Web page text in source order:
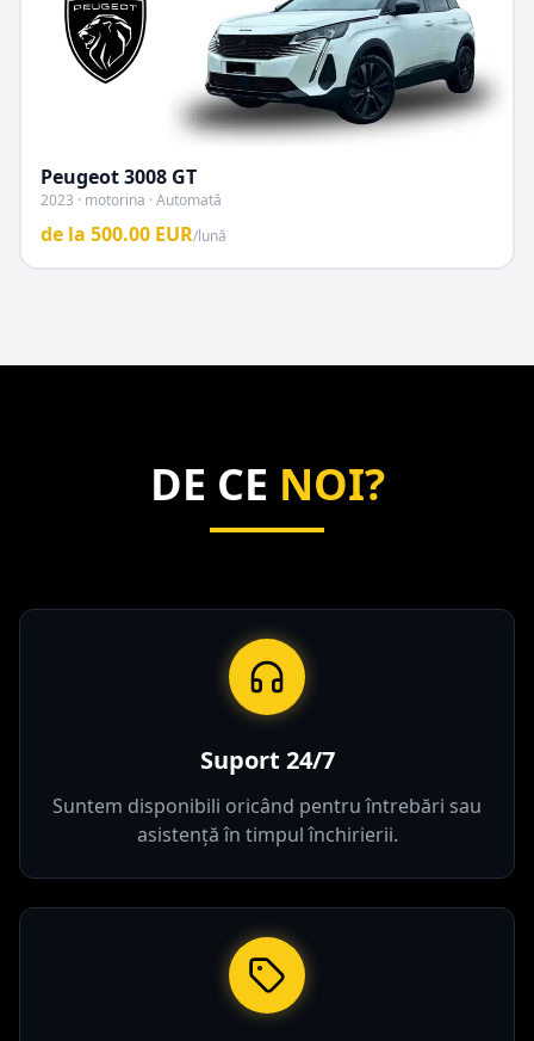
Peugeot3008 GT
2023 · motorina · Automată
de la 500.00 EUR/lună
DE CE NOI?
Suport 24/7
Suntem disponibili oricând pentru întrebări sau
asistență în timpul închirierii.